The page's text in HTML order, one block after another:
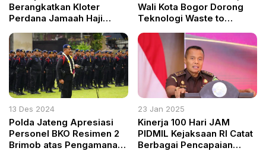
Berangkatkan Kloter
Perdana Jamaah Haji
Wali Kota Bogor Dorong
Teknologi Waste to
13 Des 2024
Polda Jateng Apresiasi
Personel BKO Resimen 2
Brimob atas Pengamanan
23 Jan 2025
Kinerja 100 Hari JAM
PIDMIL Kejaksaan RI Catat
Berbagai Pencapaian